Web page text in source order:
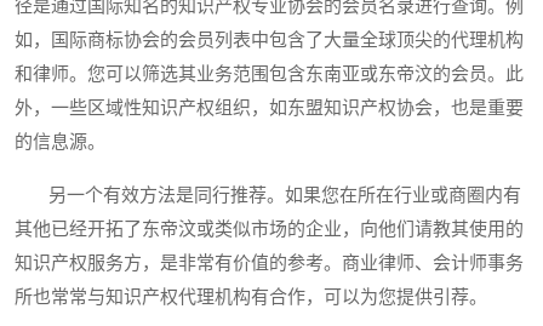
径是通过国际知名的知识产权专业协会的会员名录进行查询。例
如，国际商标协会的会员列表中包含了大量全球顶尖的代理机构
和律师。您可以筛选其业务范围包含东南亚或东帝汶的会员。此
外，一些区域性知识产权组织，如东盟知识产权协会，也是重要
的信息源。
另一个有效方法是同行推荐。如果您在所在行业或商圈内有
其他已经开拓了东帝汶或类似市场的企业，向他们请教其使用的
知识产权服务方，是非常有价值的参考。商业律师、会计师事务
所也常常与知识产权代理机构有合作，可以为您提供引荐。